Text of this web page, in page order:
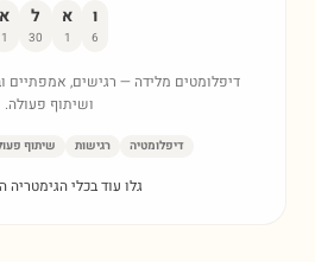
ו
6
א
1
ל
30
א
1
דיפלומטים מלידה — רגישים, אמפתיים
ושיתוף פעולה.
דיפלומטיה רגישות שיתוף
גלו עוד בכלי